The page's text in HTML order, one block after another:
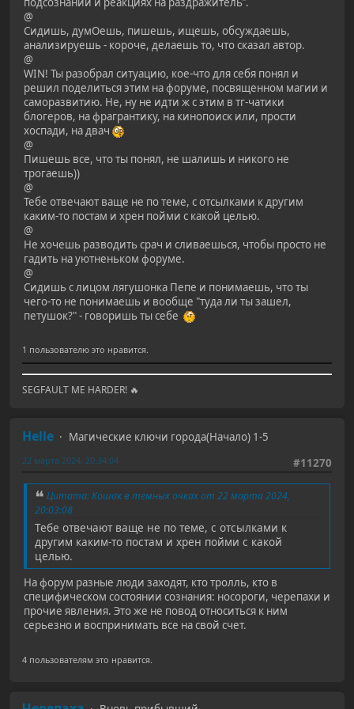
@
Сидишь, думОешь, пишешь, ищешь, обсуждаешь,
анализируешь - короче, делаешь то, что сказал автор.
@
WIN! Ты разобрал ситуацию, кое-что для себя понял и
решил поделиться этим на форуме, посвященном магии и
саморазвитию. Не, ну не идти ж с этим в тг-чатики
блогеров, на фрагрантику, на кинопоиск или, прости
хоспади, на двач
@
Пишешь все, что ты понял, не шалишь и никого не
трогаешь))
@
Тебе отвечают ваще не по теме, с отсылками к другим
каким-то постам и хрен пойми с какой целью.
@
Не хочешь разводить срач и сливаешься, чтобы просто не
гадить на уютненьком форуме.
@
Сидишь с лицом лягушонка Пепе и понимаешь, что ты
чего-то не понимаешь и вообще "туда ли ты зашел,
петушок?" - говоришь ты себе
1 пользователю это нравится.
SEGFAULT ME HARDER! 🔥
Helle
Магические ключи города(Начало) 1-5
#11270
22 марта 2024, 20:34:04
Цитата: Кошак в темных очках от 22 марта 2024,
20:03:08
Тебе отвечают ваще не по теме, с отсылками к
другим каким-то постам и хрен пойми с какой
целью.
На форум разные люди заходят, кто тролль, кто в
специфическом состоянии сознания: носороги, черепахи и
прочие явления. Это же не повод относиться к ним
серьезно и воспринимать все на свой счет.
4 пользователям это нравится.